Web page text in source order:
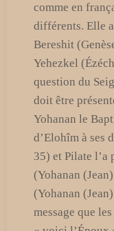
comme en
différents. Elle
Bereshit
Yehezkel
question du
doit être
Yohanan le
d’Elohîm à ses
35) et Pilate l’a
(Yohanan
(Yohanan
message que